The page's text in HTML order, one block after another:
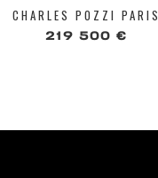
CHARLES POZZI PARIS
219 500 €